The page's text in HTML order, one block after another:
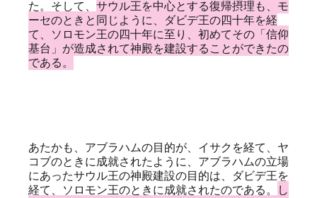
た。そして、 サウル王を中心とする復帰摂理も、モ
ーセのときと同じように、ダビデ王の四十年を経
て、ソロモン王の四十年に至り、初めてその「信仰
基台」が造成されて神殿を建設することができたの
である。
あたかも、アブラハムの目的が、イサクを経て、ヤ
コブのときに成就されたように、アブラハムの立場
にあったサウル王の神殿建設の目的は、ダビデ王を
経て、ソロモン王のときに成就されたのである。
し